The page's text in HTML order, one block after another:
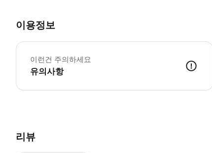
이용정보
이런건 주의하세요
유의사항
리뷰